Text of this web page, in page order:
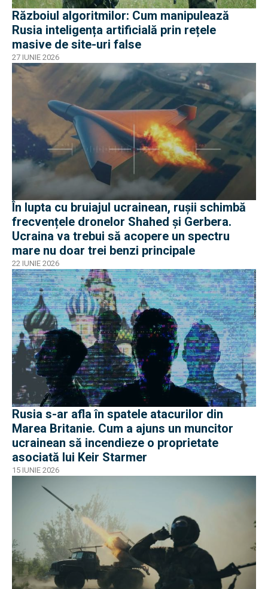
Războiul algoritmilor: Cum manipulează
Rusia inteligența artificială prin rețele
masive de site-uri false
27 IUNIE 2026
În lupta cu bruiajul ucrainean, rușii schimbă
frecvențele dronelor Shahed și Gerbera.
Ucraina va trebui să acopere un spectru
mare nu doar trei benzi principale
22 IUNIE 2026
Rusia s-ar afla în spatele atacurilor din
Marea Britanie. Cum a ajuns un muncitor
ucrainean să incendieze o proprietate
asociată lui Keir Starmer
15 IUNIE 2026